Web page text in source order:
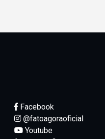
Facebook
@fatoagoraoficial
Youtube